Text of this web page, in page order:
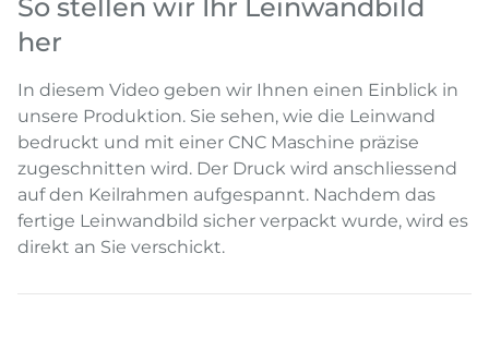
So stellen wir Ihr Leinwandbild
her
In diesem Video geben wir Ihnen einen Einblick in
unsere Produktion. Sie sehen, wie die Leinwand
bedruckt und mit einer CNC Maschine präzise
zugeschnitten wird. Der Druck wird anschliessend
auf den Keilrahmen aufgespannt. Nachdem das
fertige Leinwandbild sicher verpackt wurde, wird es
direkt an Sie verschickt.